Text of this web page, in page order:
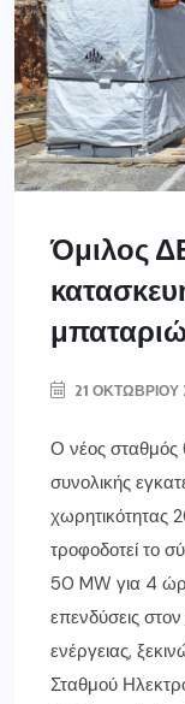
Όμιλος
21 ΟΚΤΩΒΡΊΟΥ
Ο νέος σταθμός
συνολικής
χωρητικότητας
τροφοδοτεί το
50 MW για 4
επενδύσεις
ενέργειας,
Σταθμού